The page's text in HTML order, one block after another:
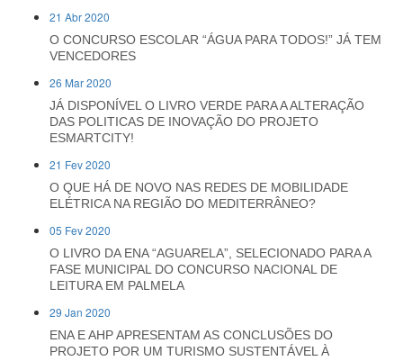
21 Abr 2020
O CONCURSO ESCOLAR “ÁGUA PARA TODOS!” JÁ TEM
VENCEDORES
26 Mar 2020
JÁ DISPONÍVEL O LIVRO VERDE PARA A ALTERAÇÃO
DAS POLITICAS DE INOVAÇÃO DO PROJETO
ESMARTCITY!
21 Fev 2020
O QUE HÁ DE NOVO NAS REDES DE MOBILIDADE
ELÉTRICA NA REGIÃO DO MEDITERRÂNEO?
05 Fev 2020
O LIVRO DA ENA “AGUARELA”, SELECIONADO PARA A
FASE MUNICIPAL DO CONCURSO NACIONAL DE
LEITURA EM PALMELA
29 Jan 2020
ENA E AHP APRESENTAM AS CONCLUSÕES DO
PROJETO POR UM TURISMO SUSTENTÁVEL À